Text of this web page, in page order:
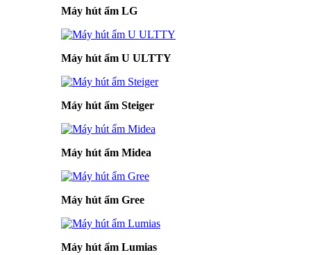
Máy hút ẩm LG
Máy hút ẩm U ULTTY
Máy hút ẩm Steiger
Máy hút ẩm Midea
Máy hút ẩm Gree
Máy hút ẩm Lumias